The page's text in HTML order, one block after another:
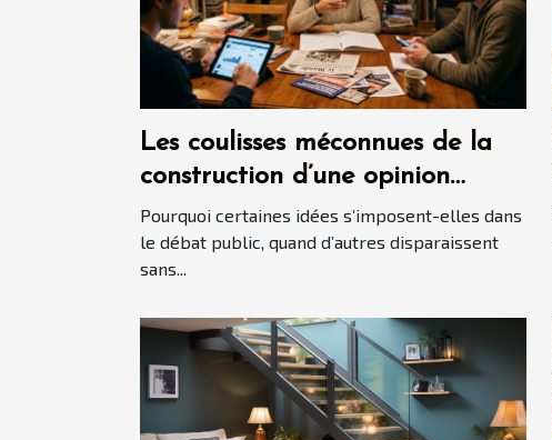
Les coulisses méconnues de la
construction d’une opinion
politique
Pourquoi certaines idées s’imposent-elles dans
le débat public, quand d’autres disparaissent
sans...